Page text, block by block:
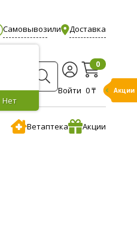
Нет
Самовывозили Доставка
Войти
0
0 ₸
Ветаптека Акции
Акции